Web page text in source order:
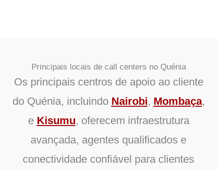
Principais locais de call centers no Quénia
Os principais centros de apoio ao cliente
do Quénia, incluindo Nairobi, Mombaça,
e Kisumu, oferecem infraestrutura
avançada, agentes qualificados e
conectividade confiável para clientes